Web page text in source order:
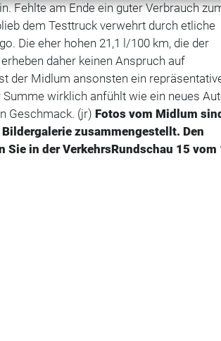
Fehlte am Ende ein guter Verbrauch
dem Testtruck verwehrt durch etliche
Die eher hohen 21,1 l/100 km, die der
daher keinen Anspruch auf
der Midlum ansonsten ein
wirklich anfühlt wie ein neues
Geschmack. (jr) Fotos vom Midlum
zusammengestellt. Den
Sie in der VerkehrsRundschau 15 vom